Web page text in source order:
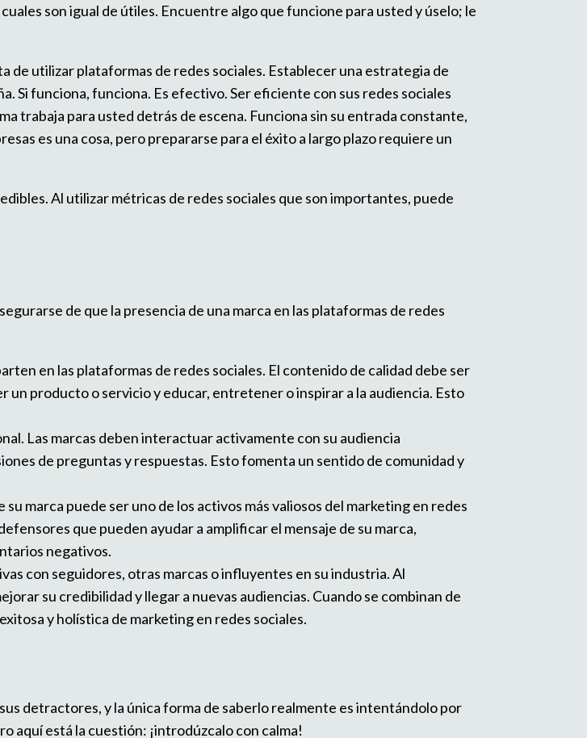
son igual de útiles. Encuentre algo que funcione para usted y úselo; le
utilizar plataformas de redes sociales. Establecer una estrategia de
Si funciona, funciona. Es efectivo. Ser eficiente con sus redes sociales
trabaja para usted detrás de escena. Funciona sin su entrada constante,
es una cosa, pero prepararse para el éxito a largo plazo requiere un
Al utilizar métricas de redes sociales que son importantes, puede
de que la presencia de una marca en las plataformas de redes
en las plataformas de redes sociales. El contenido de calidad debe ser
producto o servicio y educar, entretener o inspirar a la audiencia. Esto
Las marcas deben interactuar activamente con su audiencia
de preguntas y respuestas. Esto fomenta un sentido de comunidad y
marca puede ser uno de los activos más valiosos del marketing en redes
que pueden ayudar a amplificar el mensaje de su marca,
negativos.
con seguidores, otras marcas o influyentes en su industria. Al
su credibilidad y llegar a nuevas audiencias. Cuando se combinan de
y holística de marketing en redes sociales.
detractores, y la única forma de saberlo realmente es intentándolo por
aquí está la cuestión: ¡introdúzcalo con calma!